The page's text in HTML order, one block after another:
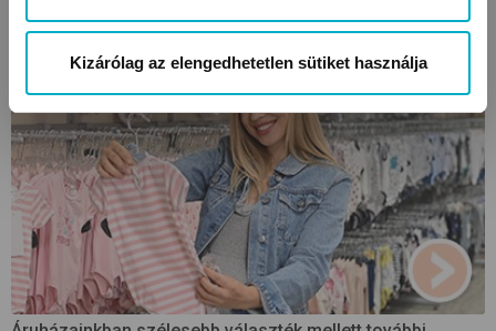
Kizárólag az elengedhetetlen sütiket használja